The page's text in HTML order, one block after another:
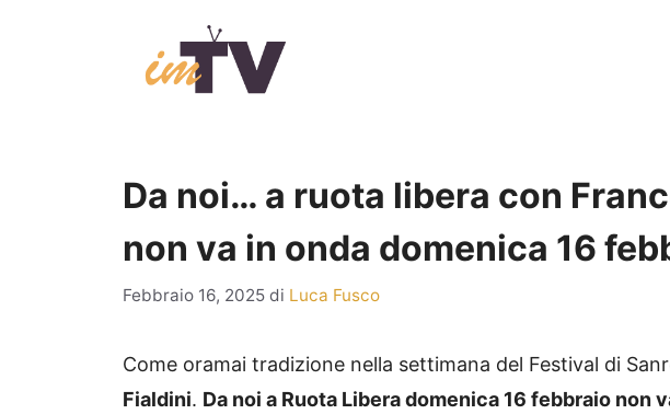
Da noi… a ruota libera con
non va in onda domenica 16
Febbraio 16, 2025 di Luca Fusco
Come oramai tradizione nella settimana del Festival di
Fialdini. Da noi a Ruota Libera domenica 16 febbraio non